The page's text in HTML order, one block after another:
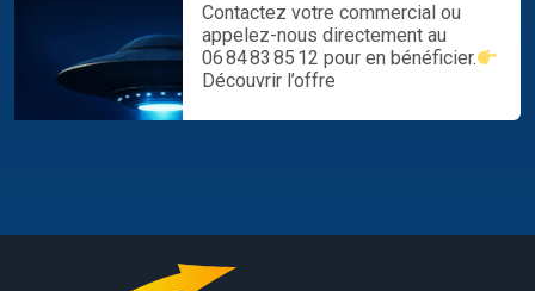
Contactez votre commercial ou
appelez-nous directement au
06 84 83 85 12 pour en bénéficier.
Découvrir l’offre